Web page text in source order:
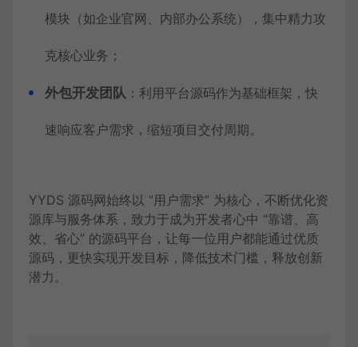
模块（如企业官网、内部办公系统），集中精力攻
克核心业务；
外包开发团队 ：利用平台源码作为基础框架，快
速响应客户需求，缩短项目交付周期。
YYDS 源码网始终以 “用户需求” 为核心，不断优化资
源库与服务体系，致力于成为开发者心中 “靠谱、高
效、省心” 的源码平台，让每一位用户都能通过优质
源码，更快实现开发目标，降低技术门槛，释放创新
潜力。